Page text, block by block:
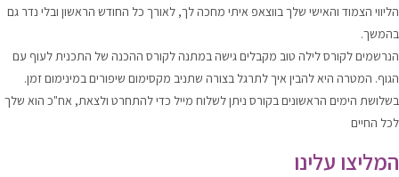
הליווי הצמוד והאישי שלך בווצאפ איתי מחכה לך, לאורך כל החודש הראשון ובלי נדר גם
בהמשך.
הנרשמים לקורס לילה טוב מקבלים גישה במתנה לקורס ההכנה של התכנית לעוף עם
הגוף. המטרה היא להבין איך לתרגל בצורה שתניב מקסימום שיפורים במינימום זמן.
בשלושת הימים הראשונים בקורס ניתן לשלוח מייל כדי להתחרט ולצאת, אח"כ הוא שלך
לכל החיים
המליצו עלינו